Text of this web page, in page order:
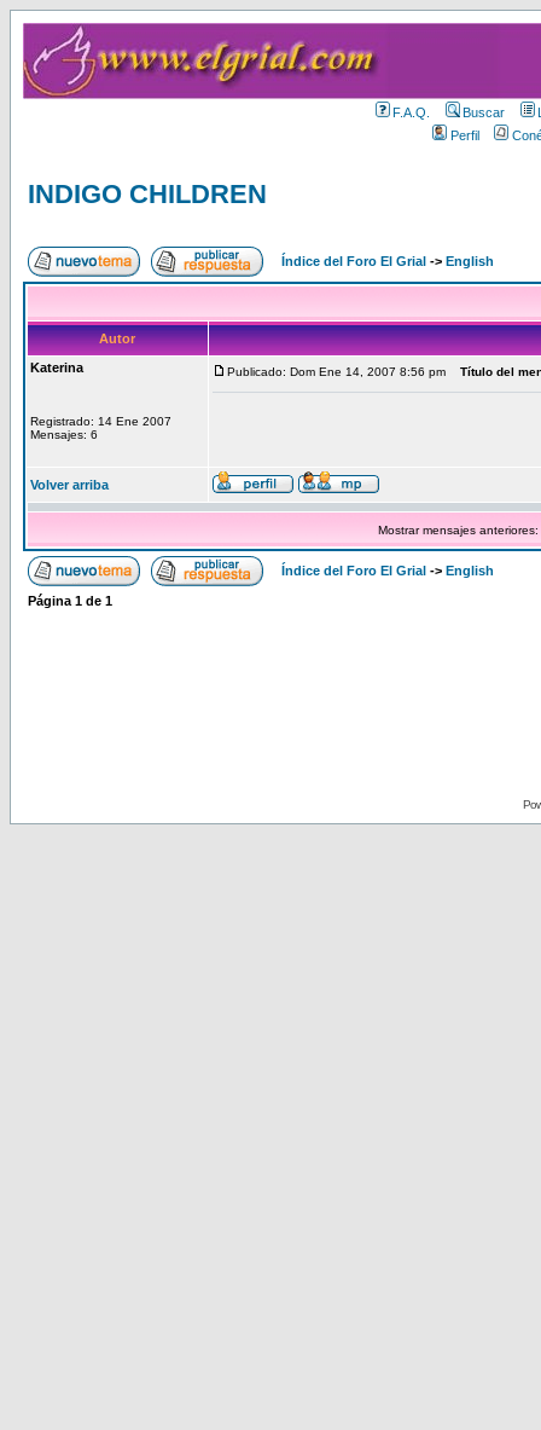
F.A.Q. Buscar
Perfil
INDIGO CHILDREN
Índice del Foro El Grial -> English
Autor
Katerina
Registrado: 14 Ene 2007
Mensajes: 6
Publicado: Dom Ene 14, 2007 8:56 pm Título del
Volver arriba
Mostrar mensajes anteriores:
Índice del Foro El Grial -> English
Página 1 de 1